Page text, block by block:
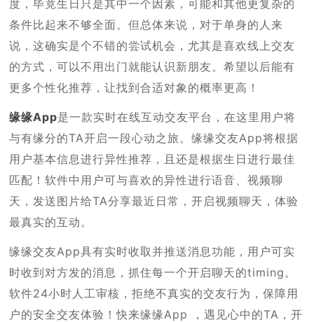
度，毕竟生日只是其中一个因素，可能和其他更复杂的
条件比起来不够全面。但总体来说，对于单身的人来
说，这确实是个不错的尝试机会，尤其是喜欢线上交友
的方式，可以不用出门就能认识新朋友。希望以后能有
更多个性化推荐，让找到合适对象的概率更高！
缘缘App是一款实时在线互动交友平台，在这里用户将
与有缘分的TA开启一段心动之旅。缘缘交友App将根据
用户基本信息进行异性推荐，且还是根据生日进行最佳
匹配！软件中用户可与喜欢的异性进行语音、视频聊
天，发送图片给TA分享最近日常，开启视频聊天，体验
最真实的互动。
缘缘交友App具有实时收取并推送消息功能，用户可实
时收到对方发的消息，抓住每一个开启聊天的timing。
软件24小时人工审核，拒绝不真实的交友行为，保障用
户的安全交友体验！快来缘缘App ，遇见心中的TA，开